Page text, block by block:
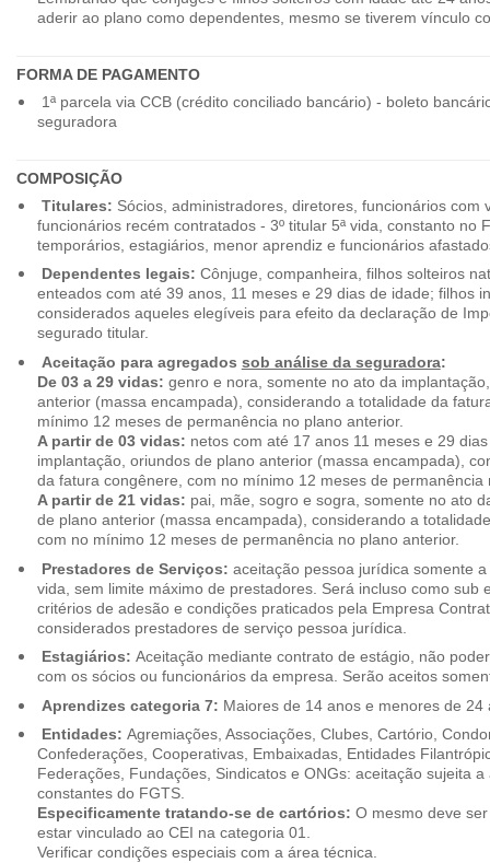
aderir ao plano como dependentes, mesmo se tiverem vínculo
FORMA DE PAGAMENTO
1ª parcela via CCB (crédito conciliado bancário) - boleto
seguradora
COMPOSIÇÃO
Titulares: Sócios, administradores, diretores, funcionários com
funcionários recém contratados - 3º titular 5ª vida, constanto no
temporários, estagiários, menor aprendiz e funcionários
Dependentes legais: Cônjuge, companheira, filhos solteiros
enteados com até 39 anos, 11 meses e 29 dias de idade; filhos
considerados aqueles elegíveis para efeito da declaração de
segurado titular.
Aceitação para agregados sob análise da seguradora:
De 03 a 29 vidas: genro e nora, somente no ato da
anterior (massa encampada), considerando a totalidade da
mínimo 12 meses de permanência no plano anterior.
A partir de 03 vidas: netos com até 17 anos 11 meses e 29
implantação, oriundos de plano anterior (massa encampada),
da fatura congênere, com no mínimo 12 meses de permanência
A partir de 21 vidas: pai, mãe, sogro e sogra, somente no ato
de plano anterior (massa encampada), considerando a
com no mínimo 12 meses de permanência no plano anterior.
Prestadores de Serviços: aceitação pessoa jurídica somente a
vida, sem limite máximo de prestadores. Será incluso como sub
critérios de adesão e condições praticados pela Empresa
considerados prestadores de serviço pessoa jurídica.
Estagiários: Aceitação mediante contrato de estágio, não
com os sócios ou funcionários da empresa. Serão aceitos
Aprendizes categoria 7: Maiores de 14 anos e menores de 24
Entidades: Agremiações, Associações, Clubes, Cartório,
Confederações, Cooperativas, Embaixadas, Entidades
Federações, Fundações, Sindicatos e ONGs: aceitação sujeita
constantes do FGTS.
Especificamente tratando-se de cartórios: O mesmo deve
estar vinculado ao CEI na categoria 01.
Verificar condições especiais com a área técnica.